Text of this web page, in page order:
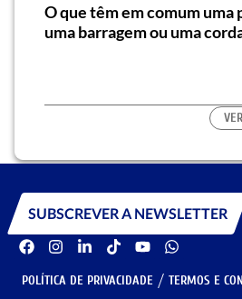
O que têm em comum uma
uma barragem ou uma
SUBSCREVER A NEWSLETTER
POLÍTICA DE PRIVACIDADE TERMOS E